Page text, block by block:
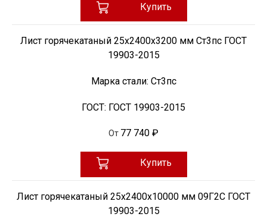
Купить
Лист горячекатаный 25х2400х3200 мм Ст3пс ГОСТ
19903-2015
Марка стали: Ст3пс
ГОСТ: ГОСТ 19903-2015
От 77 740 ₽
Купить
Лист горячекатаный 25х2400х10000 мм 09Г2С ГОСТ
19903-2015